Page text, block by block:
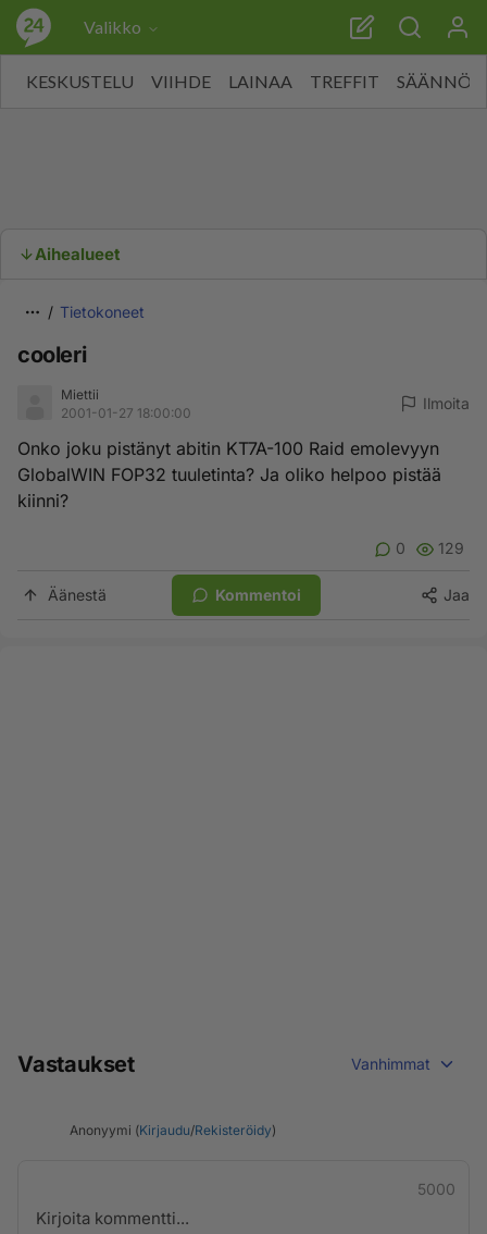
Valikko
KESKUSTELU VIIHDE LAINAA TREFFIT SÄÄNNÖT
Aihealueet
Tietokoneet
cooleri
Miettii
2001-01-27 18:00:00
Ilmoita
Onko joku pistänyt abitin KT7A-100 Raid emolevyyn
GlobalWIN FOP32 tuuletinta? Ja oliko helpoo pistää
kiinni?
0 129
Äänestä Kommentoi Jaa
Vastaukset Vanhimmat
Anonyymi (Kirjaudu/Rekisteröidy)
5000